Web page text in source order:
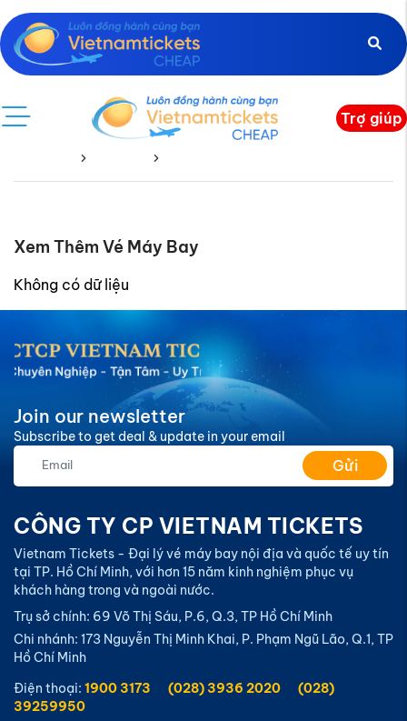
Trợ giúp
Xem Thêm Vé Máy Bay
Không có dữ liệu
Join our newsletter
Subscribe to get deal & update in your email
Gửi
CÔNG TY CP VIETNAM TICKETS
Vietnam Tickets - Đại lý vé máy bay nội địa và quốc tế uy tín
tại TP. Hồ Chí Minh, với hơn 15 năm kinh nghiệm phục vụ
khách hàng trong và ngoài nước.
Trụ sở chính: 69 Võ Thị Sáu, P.6, Q.3, TP Hồ Chí Minh
Chi nhánh: 173 Nguyễn Thị Minh Khai, P. Phạm Ngũ Lão, Q.1, TP
Hồ Chí Minh
Điện thoại: 1900 3173 (028) 3936 2020
(028)
39259950